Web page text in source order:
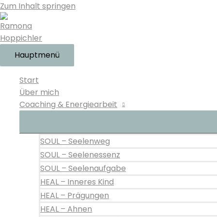
Zum Inhalt springen
Hauptmenü
Start
Über mich
Coaching & Energiearbeit
SOUL – Seelenweg
SOUL – Seelenessenz
SOUL – Seelenaufgabe
HEAL – Inneres Kind
HEAL – Prägungen
HEAL – Ahnen